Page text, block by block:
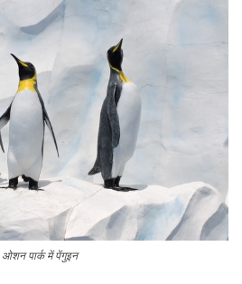
ओशन पार्क में पेंगुइन